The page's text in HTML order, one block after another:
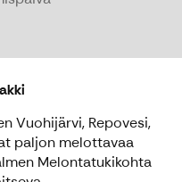
Vuohijärvi, Repovesi,
paljon melottavaa
Melontatukikohta